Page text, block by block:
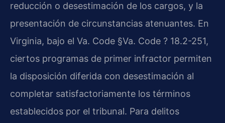
reducción o desestimación de los cargos, y la
presentación de circunstancias atenuantes. En
Virginia, bajo el Va. Code §Va. Code ? 18.2-251,
ciertos programas de primer infractor permiten
la disposición diferida con desestimación al
completar satisfactoriamente los términos
establecidos por el tribunal. Para delitos